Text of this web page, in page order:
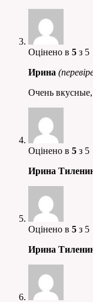
Оцінено в 5 з 5
Ирина
Очень вкусные,
Оцінено в 5 з 5
Ирина
Оцінено в 5 з 5
Ирина